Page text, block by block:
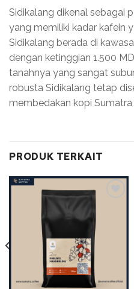
Sidikalang dikenal sebagai
yang memiliki kadar kafein
Sidikalang berada di
dengan ketinggian 1.500
tanahnya yang sangat
robusta Sidikalang tetap
membedakan kopi Sumatra
PRODUK TERKAIT